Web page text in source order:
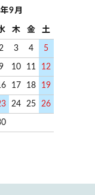
9月
木 金 土
3 4 5
10 11 12
17 18 19
24 25 26